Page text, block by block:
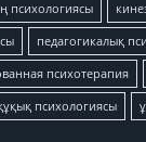
психологиясы
педагогикалық
психотерапия
психологиясы